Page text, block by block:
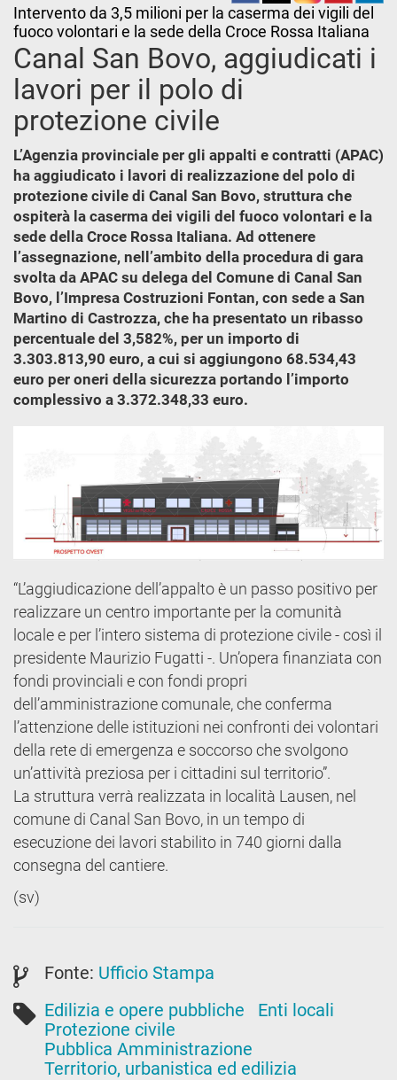
Intervento da 3,5 milioni per la caserma dei vigili del
fuoco volontari e la sede della Croce Rossa Italiana
Canal San Bovo, aggiudicati i
lavori per il polo di
protezione civile
L’Agenzia provinciale per gli appalti e contratti (APAC)
ha aggiudicato i lavori di realizzazione del polo di
protezione civile di Canal San Bovo, struttura che
ospiterà la caserma dei vigili del fuoco volontari e la
sede della Croce Rossa Italiana. Ad ottenere
l’assegnazione, nell’ambito della procedura di gara
svolta da APAC su delega del Comune di Canal San
Bovo, l’Impresa Costruzioni Fontan, con sede a San
Martino di Castrozza, che ha presentato un ribasso
percentuale del 3,582%, per un importo di
3.303.813,90 euro, a cui si aggiungono 68.534,43
euro per oneri della sicurezza portando l’importo
complessivo a 3.372.348,33 euro.
“L’aggiudicazione dell’appalto è un passo positivo per
realizzare un centro importante per la comunità
locale e per l’intero sistema di protezione civile - così il
presidente Maurizio Fugatti -. Un’opera finanziata con
fondi provinciali e con fondi propri
dell’amministrazione comunale, che conferma
l’attenzione delle istituzioni nei confronti dei volontari
della rete di emergenza e soccorso che svolgono
un’attività preziosa per i cittadini sul territorio”.
La struttura verrà realizzata in località Lausen, nel
comune di Canal San Bovo, in un tempo di
esecuzione dei lavori stabilito in 740 giorni dalla
consegna del cantiere.
(sv)
Fonte: Ufficio Stampa
Edilizia e opere pubbliche
Enti locali
Protezione civile
Pubblica Amministrazione
Territorio, urbanistica ed edilizia